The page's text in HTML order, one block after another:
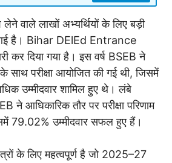
वाले लाखों अभ्यर्थियों के लिए बड़ी
है। Bihar DElEd Entrance
कर दिया गया है। इस वर्ष BSEB ने
के साथ परीक्षा आयोजित की गई थी, जिसमें
उम्मीदवार शामिल हुए थे। लंबे
ने आधिकारिक तौर पर परीक्षा परिणाम
79.02% उम्मीदवार सफल हुए हैं।
के लिए महत्वपूर्ण है जो 2025–27